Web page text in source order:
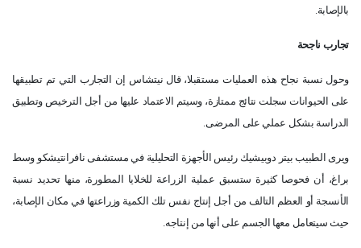
بالإصابة.
تجارب ناجحة
وحول نسبة نجاح هذه العمليات مستقبلا، قال نيتشاس إن التجارب التي تم تطبيقها
على الحيوانات سجلت نتائج ممتازة، وسيتم الاعتماد عليها من أجل الترخيص وتطبيق
الدراسة بشكل عملي على المرضى.
ويرى الطبيب بيتر دوبيشيك رئيس الأجهزة التحليلية في مستشفى نافرانتيشكو وسط
براغ، أن فحوصا كثيرة ستسبق عملية الزراعة للخلايا المطورة، منها تحديد نسبة
الأنسجة أو العظم التالف من أجل إنتاج نفس تلك الكمية وزراعتها في مكان الإصابة،
حيث سيتعامل معها الجسم على أنها من إنتاجه.